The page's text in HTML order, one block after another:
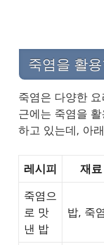
죽염을 활
죽염은 다양한
근에는 죽염을
하고 있는데, 아
레시피 재료
죽염으
로 맛
낸 밥
밥, 죽